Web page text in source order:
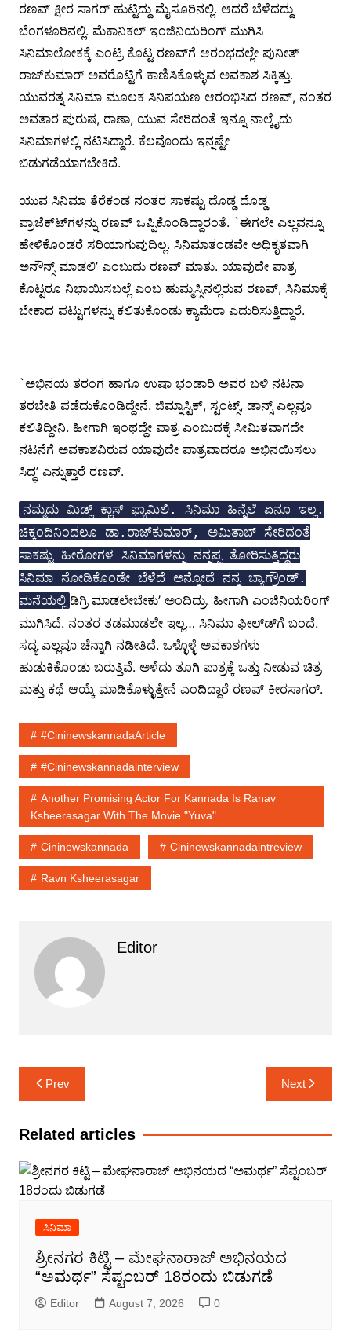
ರಣವ್ ಕ್ಷೀರ ಸಾಗರ್ ಹುಟ್ಟಿದ್ದು ಮೈಸೂರಿನಲ್ಲಿ. ಆದರೆ ಬೆಳೆದದ್ದು
ಬೆಂಗಳೂರಿನಲ್ಲಿ. ಮೆಕಾನಿಕಲ್ ಇಂಜಿನಿಯರಿಂಗ್ ಮುಗಿಸಿ
ಸಿನಿಮಾಲೋಕಕ್ಕೆ ಎಂಟ್ರಿ ಕೊಟ್ಟ ರಣವ್‍ಗೆ ಆರಂಭದಲ್ಲೇ ಪುನೀತ್
ರಾಜ್‍ಕುಮಾರ್ ಅವರೊಟ್ಟಿಗೆ ಕಾಣಿಸಿಕೊಳ್ಳುವ ಅವಕಾಶ ಸಿಕ್ಕಿತ್ತು.
ಯುವರತ್ನ ಸಿನಿಮಾ ಮೂಲಕ ಸಿನಿಪಯಣ ಆರಂಭಿಸಿದ ರಣವ್, ನಂತರ
ಅವತಾರ ಪುರುಷ, ರಾಣಾ, ಯುವ ಸೇರಿದಂತೆ ಇನ್ನೂ ನಾಲ್ಕೈದು
ಸಿನಿಮಾಗಳಲ್ಲಿ ನಟಿಸಿದ್ದಾರೆ. ಕೆಲವೊಂದು ಇನ್ನಷ್ಟೇ
ಬಿಡುಗಡೆಯಾಗಬೇಕಿದೆ.
ಯುವ ಸಿನಿಮಾ ತೆರೆಕಂಡ ನಂತರ ಸಾಕಷ್ಟು ದೊಡ್ಡ ದೊಡ್ಡ
ಪ್ರಾಜೆಕ್ಟ್‍ಗಳನ್ನು ರಣವ್ ಒಪ್ಪಿಕೊಂಡಿದ್ದಾರಂತೆ. `ಈಗಲೇ ಎಲ್ಲವನ್ನೂ
ಹೇಳಿಕೊಂಡರೆ ಸರಿಯಾಗುವುದಿಲ್ಲ. ಸಿನಿಮಾತಂಡವೇ ಅಧಿಕೃತವಾಗಿ
ಅನೌನ್ಸ್ ಮಾಡಲಿ’ ಎಂಬುದು ರಣವ್ ಮಾತು. ಯಾವುದೇ ಪಾತ್ರ
ಕೊಟ್ಟರೂ ನಿಭಾಯಿಸಬಲ್ಲೆ ಎಂಬ ಹುಮ್ಮಸ್ಸಿನಲ್ಲಿರುವ ರಣವ್, ಸಿನಿಮಾಕ್ಕೆ
ಬೇಕಾದ ಪಟ್ಟುಗಳನ್ನು ಕಲಿತುಕೊಂಡು ಕ್ಯಾಮೆರಾ ಎದುರಿಸುತ್ತಿದ್ದಾರೆ.
`ಅಭಿನಯ ತರಂಗ ಹಾಗೂ ಉಷಾ ಭಂಡಾರಿ ಅವರ ಬಳಿ ನಟನಾ
ತರಬೇತಿ ಪಡೆದುಕೊಂಡಿದ್ದೇನೆ. ಜಿಮ್ನಾಸ್ಟಿಕ್, ಸ್ಟಂಟ್ಸ್, ಡಾನ್ಸ್ ಎಲ್ಲವೂ
ಕಲಿತಿದ್ದೀನಿ. ಹೀಗಾಗಿ ಇಂಥದ್ದೇ ಪಾತ್ರ ಎಂಬುದಕ್ಕೆ ಸೀಮಿತವಾಗದೇ
ನಟನೆಗೆ ಅವಕಾಶವಿರುವ ಯಾವುದೇ ಪಾತ್ರವಾದರೂ ಅಭಿನಯಿಸಲು
ಸಿದ್ಧ’ ಎನ್ನುತ್ತಾರೆ ರಣವ್.
ನಮ್ಮದು ಮಿಡ್ಲ್ ಕ್ಲಾಸ್ ಫ್ಯಾಮಿಲಿ. ಸಿನಿಮಾ ಹಿನ್ನೆಲೆ ಏನೂ ಇಲ್ಲ.
ಚಿಕ್ಕಂದಿನಿಂದಲೂ ಡಾ.ರಾಜ್‍ಕುಮಾರ್, ಅಮಿತಾಬ್ ಸೇರಿದಂತೆ
ಸಾಕಷ್ಟು ಹೀರೋಗಳ ಸಿನಿಮಾಗಳನ್ನು ನನ್ನಪ್ಪ ತೋರಿಸುತ್ತಿದ್ದರು
ಸಿನಿಮಾ ನೋಡಿಕೊಂಡೇ ಬೆಳೆದೆ ಅನ್ನೋದೆ ನನ್ನ ಬ್ಯಾಗ್ರೌಂಡ್.
ಮನೆಯಲ್ಲಿ ಡಿಗ್ರಿ ಮಾಡಲೇಬೇಕು’ ಅಂದಿದ್ರು. ಹೀಗಾಗಿ ಎಂಜಿನಿಯರಿಂಗ್
ಮುಗಿಸಿದೆ. ನಂತರ ತಡಮಾಡಲೇ ಇಲ್ಲ… ಸಿನಿಮಾ ಫೀಲ್ಡ್‍ಗೆ ಬಂದೆ.
ಸದ್ಯ ಎಲ್ಲವೂ ಚೆನ್ನಾಗಿ ನಡೀತಿದೆ. ಒಳ್ಳೊಳ್ಳೆ ಅವಕಾಶಗಳು
ಹುಡುಕಿಕೊಂಡು ಬರುತ್ತಿವೆ. ಅಳೆದು ತೂಗಿ ಪಾತ್ರಕ್ಕೆ ಒತ್ತು ನೀಡುವ ಚಿತ್ರ
ಮತ್ತು ಕಥೆ ಆಯ್ಕೆ ಮಾಡಿಕೊಳ್ಳುತ್ತೇನೆ ಎಂದಿದ್ದಾರೆ ರಣವ್ ಕೀರಸಾಗರ್.
#cininewskannadaArticle
#cininewskannadainterview
Another Promising Actor For Kannada Is Ranav
Ksheerasagar With The Movie "Yuva".
Cininewskannada Cininewskannadaintreview
Ravn Ksheerasagar
Editor
Post
navigation
Prev Next
Related articles
ಸಿನಿಮಾ
ಶ್ರೀನಗರ ಕಿಟ್ಟಿ – ಮೇಘನಾರಾಜ್ ಅಭಿನಯದ
“ಅಮರ್ಥ” ಸೆಪ್ಟಂಬರ್ 18ರಂದು ಬಿಡುಗಡೆ
Editor August 7, 2026 0